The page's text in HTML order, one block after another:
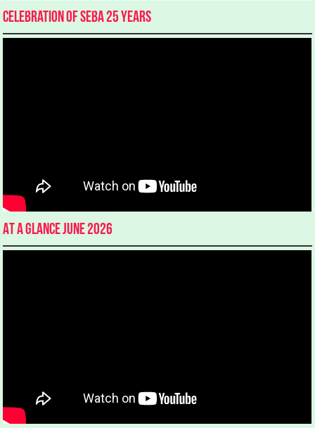
Celebration of SEBA 25 Years
At a glance June 2026